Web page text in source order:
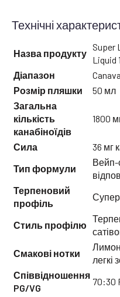
Технічні
Назва продукту
Super
Liquid
Діапазон
Розмір пляшки
50 мл
Загальна
кількість
канабіноїдів
1800
Сила
36 мг
Тип формули
Вейп-
Терпеновий
профіль
Стиль профілю
Смакові нотки
легкі
Співвідношення
PG/VG
70:30